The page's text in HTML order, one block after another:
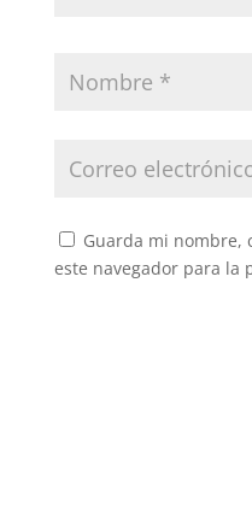
Guarda mi nombre,
este navegador para la